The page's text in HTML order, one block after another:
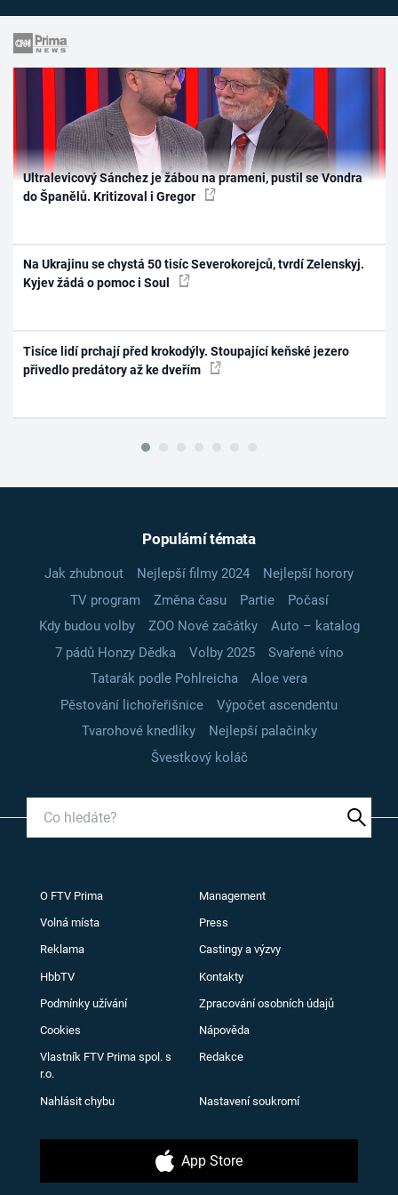
Ultralevicový Sánchez je žábou na prameni, pustil se Vondra
do Španělů. Kritizoval i Gregor
Na Ukrajinu se chystá 50 tisíc Severokorejců, tvrdí Zelenskyj.
Kyjev žádá o pomoc i Soul
Tisíce lidí prchají před krokodýly. Stoupající keňské jezero
přivedlo predátory až ke dveřím
Populární témata
Jak zhubnout Nejlepší filmy 2024
Nejlepší horory
TV program
Změna času Partie
Počasí
Kdy budou volby
ZOO Nové začátky
Auto – katalog
7 pádů Honzy Dědka
Volby 2025
Svařené víno
Tatarák podle Pohlreicha
Aloe vera
Pěstování lichořeřišnice
Výpočet ascendentu
Tvarohové knedlíky
Nejlepší palačinky
Švestkový koláč
O FTV Prima Management
Volná místa Press
Reklama Castingy a výzvy
HbbTV Kontakty
Podmínky užívání Zpracování osobních údajů
Cookies Nápověda
Vlastník FTV Prima spol. s
r.o.
Redakce
Nahlásit chybu Nastavení soukromí
App Store